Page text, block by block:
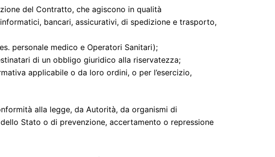
del Contratto, che agiscono in qualità
bancari, assicurativi, di spedizione e trasporto,
personale medico e Operatori Sanitari);
di un obbligo giuridico alla riservatezza;
applicabile o da loro ordini, o per l’esercizio,
alla legge, da Autorità, da organismi di
Stato o di prevenzione, accertamento o repressione